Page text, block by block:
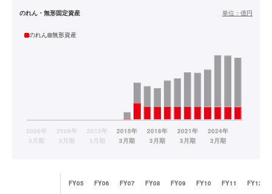
のれん・無形固定資産 単位： 億円
のれん 無形資産
FY05 FY06 FY07 FY08 FY09 FY10 FY11 FY12